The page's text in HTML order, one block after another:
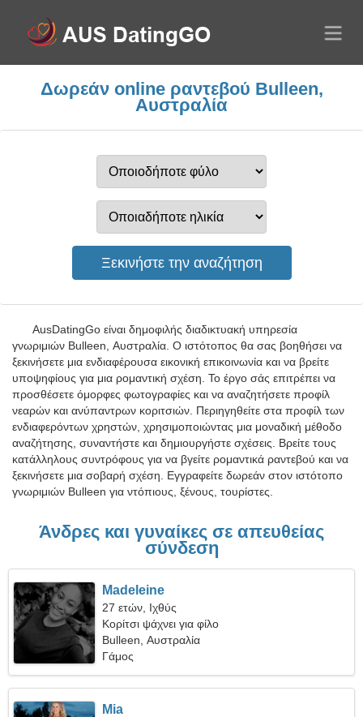
Δωρεάν online ραντεβού Bulleen,
Αυστραλία
AusDatingGo είναι δημοφιλής διαδικτυακή υπηρεσία
γνωριμιών Bulleen, Αυστραλία. Ο ιστότοπος θα σας βοηθήσει να
ξεκινήσετε μια ενδιαφέρουσα εικονική επικοινωνία και να βρείτε
υποψηφίους για μια ρομαντική σχέση. Το έργο σάς επιτρέπει να
προσθέσετε όμορφες φωτογραφίες και να αναζητήσετε προφίλ
νεαρών και ανύπαντρων κοριτσιών. Περιηγηθείτε στα προφίλ των
ενδιαφερόντων χρηστών, χρησιμοποιώντας μια μοναδική μέθοδο
αναζήτησης, συναντήστε και δημιουργήστε σχέσεις. Βρείτε τους
κατάλληλους συντρόφους για να βγείτε ρομαντικά ραντεβού και να
ξεκινήσετε μια σοβαρή σχέση. Εγγραφείτε δωρεάν στον ιστότοπο
γνωριμιών Bulleen για ντόπιους, ξένους, τουρίστες.
Άνδρες και γυναίκες σε απευθείας
σύνδεση
Madeleine
27 ετών, Ιχθύς
Κορίτσι ψάχνει για φίλο
Bulleen, Αυστραλία
Γάμος
Mia